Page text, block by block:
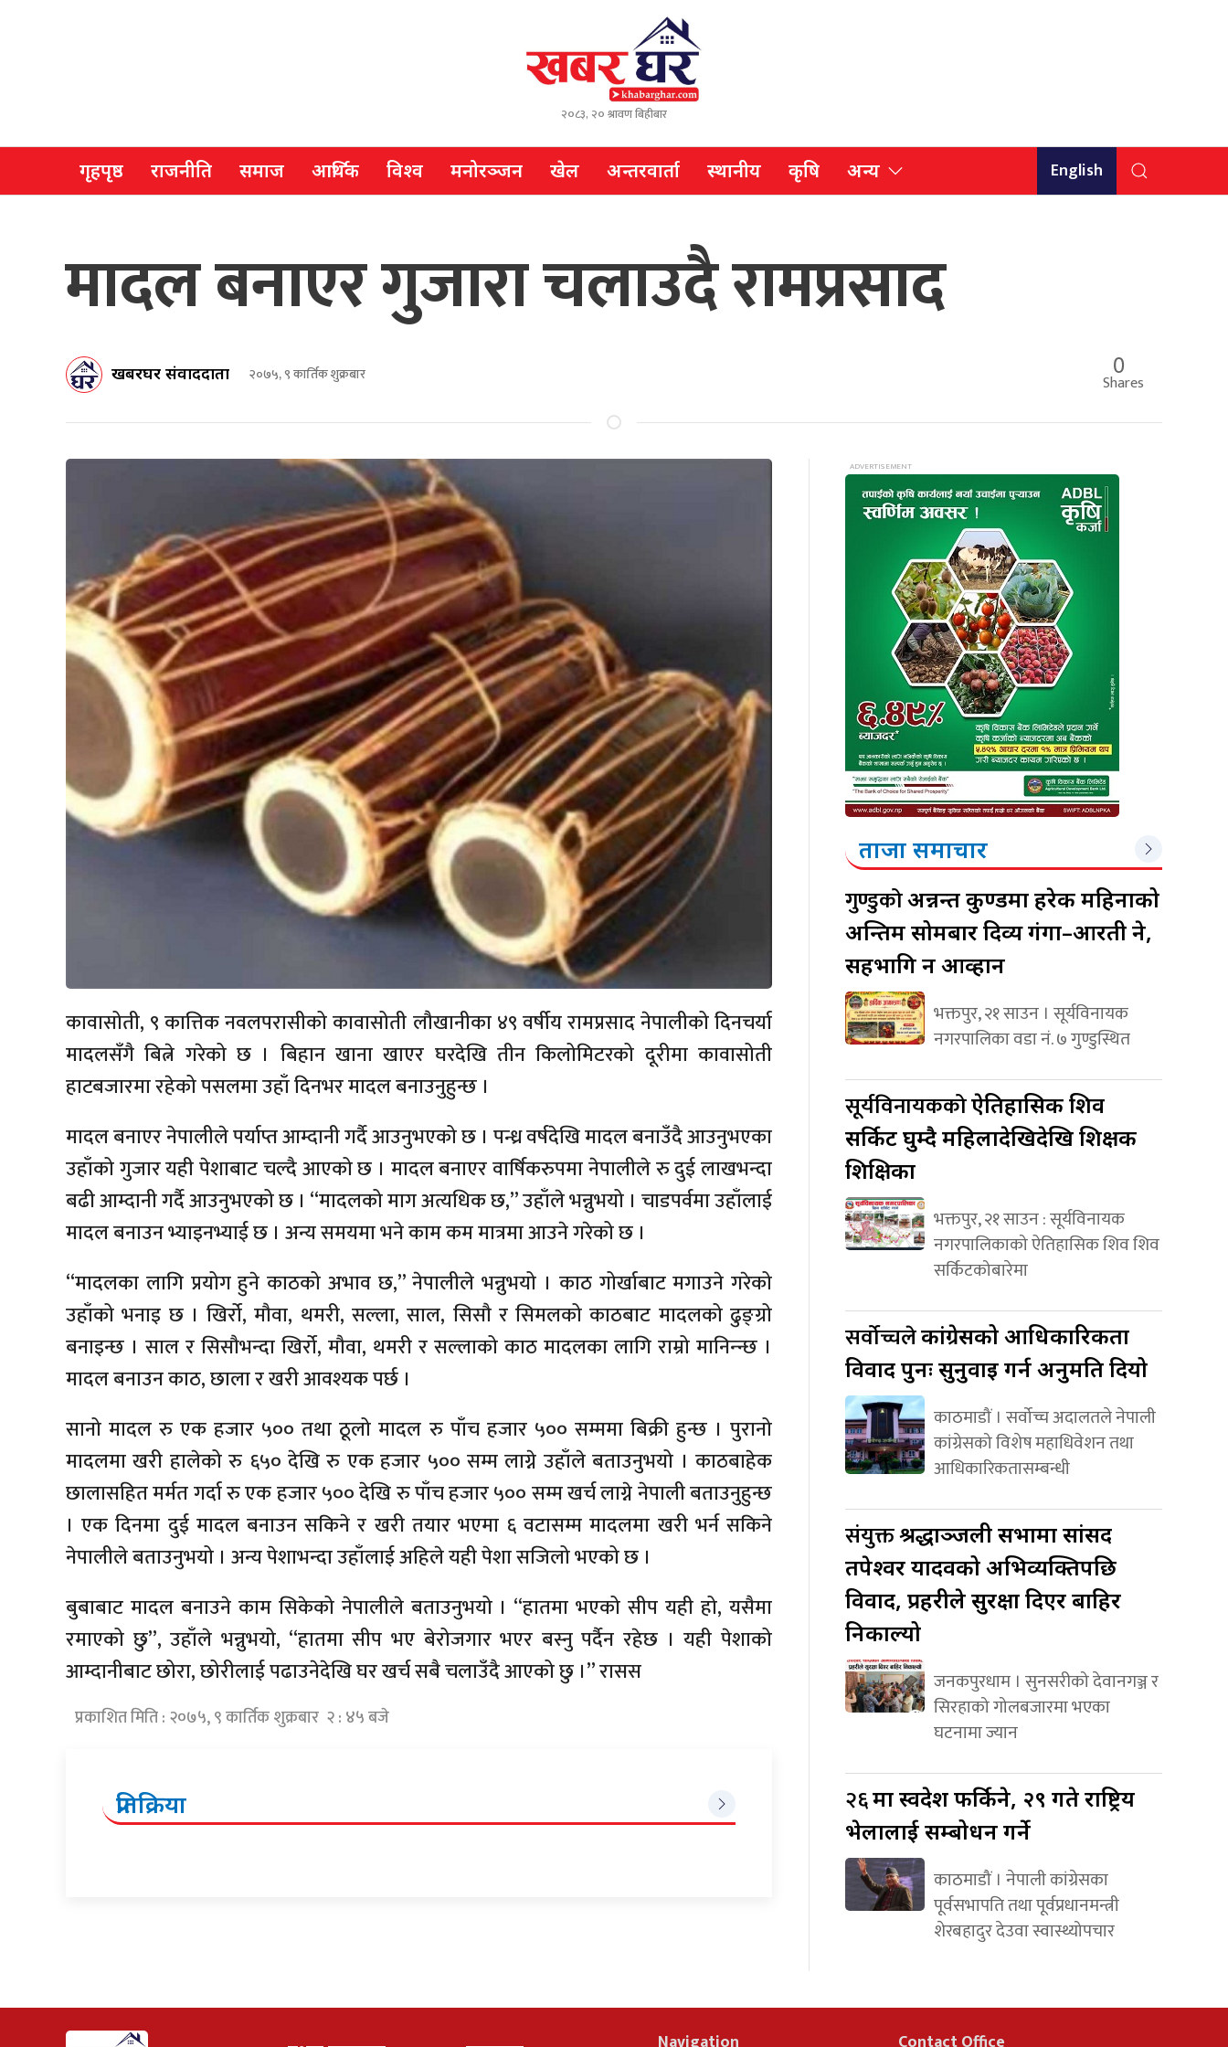
२०८३, २० श्रावण बिहीबार
गृहपृष्ठ राजनीति समाज आर्थिक विश्व मनोरञ्जन खेल अन्तरवार्ता स्थानीय कृषि अन्य English
मादल बनाएर गुजारा चलाउदै रामप्रसाद
खबरघर संवाददाता २०७५, ९ कार्तिक शुक्रबार 0
Shares
कावासोती, ९ कात्तिक नवलपरासीको कावासोती लौखानीका ४९ वर्षीय रामप्रसाद नेपालीको दिनचर्या
मादलसँगै बित्ने गरेको छ । बिहान खाना खाएर घरदेखि तीन किलोमिटरको दूरीमा कावासोती
हाटबजारमा रहेको पसलमा उहाँ दिनभर मादल बनाउनुहुन्छ ।
मादल बनाएर नेपालीले पर्याप्त आम्दानी गर्दै आउनुभएको छ । पन्ध्र वर्षदेखि मादल बनाउँदै आउनुभएका
उहाँको गुजार यही पेशाबाट चल्दै आएको छ । मादल बनाएर वार्षिकरुपमा नेपालीले रु दुई लाखभन्दा
बढी आम्दानी गर्दै आउनुभएको छ । “मादलको माग अत्यधिक छ,” उहाँले भन्नुभयो । चाडपर्वमा उहाँलाई
मादल बनाउन भ्याइनभ्याई छ । अन्य समयमा भने काम कम मात्रमा आउने गरेको छ ।
“मादलका लागि प्रयोग हुने काठको अभाव छ,” नेपालीले भन्नुभयो । काठ गोर्खाबाट मगाउने गरेको
उहाँको भनाइ छ । खिर्रो, मौवा, थमरी, सल्ला, साल, सिसौ र सिमलको काठबाट मादलको ढुङ्ग्रो
बनाइन्छ । साल र सिसौभन्दा खिर्रो, मौवा, थमरी र सल्लाको काठ मादलका लागि राम्रो मानिन्न्छ ।
मादल बनाउन काठ, छाला र खरी आवश्यक पर्छ ।
सानो मादल रु एक हजार ५०० तथा ठूलो मादल रु पाँच हजार ५०० सम्ममा बिक्री हुन्छ । पुरानो
मादलमा खरी हालेको रु ६५० देखि रु एक हजार ५०० सम्म लाग्ने उहाँले बताउनुभयो । काठबाहेक
छालासहित मर्मत गर्दा रु एक हजार ५०० देखि रु पाँच हजार ५०० सम्म खर्च लाग्ने नेपाली बताउनुहुन्छ
। एक दिनमा दुई मादल बनाउन सकिने र खरी तयार भएमा ६ वटासम्म मादलमा खरी भर्न सकिने
नेपालीले बताउनुभयो । अन्य पेशाभन्दा उहाँलाई अहिले यही पेशा सजिलो भएको छ ।
बुबाबाट मादल बनाउने काम सिकेको नेपालीले बताउनुभयो । “हातमा भएको सीप यही हो, यसैमा
रमाएको छु”, उहाँले भन्नुभयो, “हातमा सीप भए बेरोजगार भएर बस्नु पर्दैन रहेछ । यही पेशाको
आम्दानीबाट छोरा, छोरीलाई पढाउनेदेखि घर खर्च सबै चलाउँदै आएको छु ।” रासस
प्रकाशित मिति : २०७५, ९ कार्तिक शुक्रबार २ : ४५ बजे
प्रतिक्रिया
ताजा समाचार
गुण्डुकोअन्नन्त कुण्डमा हरेक महिनाको
अन्तिम सोमबार दिव्य गंगा–आरती हुने,
सहभागि हुन आव्हान
भक्तपुर, २१ साउन । सूर्यविनायक
नगरपालिका वडा नं. ७ गुण्डुस्थित
सूर्यविनायककोऐतिहासिक शिव
सर्किट घुम्दै महिलादेखिदेखि शिक्षक
शिक्षिका
भक्तपुर, २१ साउन : सूर्यविनायक
नगरपालिकाको ऐतिहासिक शिव शिव
सर्किटकोबारेमा
सर्वोच्चलेकांग्रेसको आधिकारिकता
विवाद पुनः सुनुवाइ गर्न अनुमति दियो
काठमाडौं । सर्वोच्च अदालतले नेपाली
कांग्रेसको विशेष महाधिवेशन तथा
आधिकारिकतासम्बन्धी
संयुक्तश्रद्धाञ्जली सभामा सांसद
तपेश्वर यादवको अभिव्यक्तिपछि
विवाद, प्रहरीले सुरक्षा दिएर बाहिर
निकाल्यो
जनकपुरधाम । सुनसरीको देवानगञ्ज र
सिरहाको गोलबजारमा भएका
घटनामा ज्यान
२६मा स्वदेश फर्किने, २९ गते राष्ट्रिय
भेलालाई सम्बोधन गर्ने
काठमाडौं । नेपाली कांग्रेसका
पूर्वसभापति तथा पूर्वप्रधानमन्त्री
शेरबहादुर देउवा स्वास्थ्योपचार